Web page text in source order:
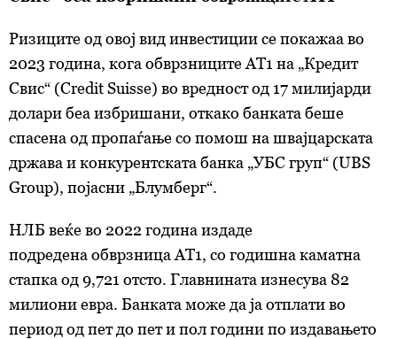
Ризиците од овој вид инвестиции се покажаа во
2023 година, кога обврзницитеАТ1 на „Кредит
Свис“ (Credit Suisse) во вредност од 17 милијарди
долари беа избришани, откако банката беше
спасена од пропаѓање со помош на швајцарската
држава и конкурентската банка „УБС груп“ (UBS
Group), појасни „Блумберг“.
НЛБ веќе во 2022 година издаде
подредена обврзница АТ1, со годишна каматна
стапка од 9,721 отсто. Главнината изнесува 82
милиони евра. Банката може да ја отплати во
период од пет до пет и пол години по издавањето